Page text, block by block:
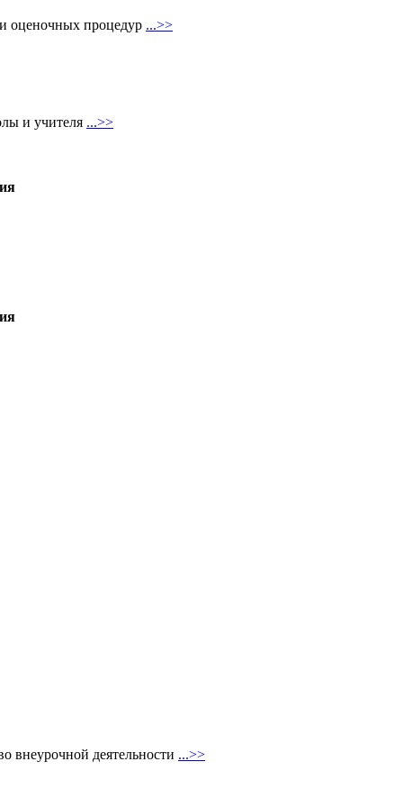
оценочных процедур ...>>
и учителя ...>>
внеурочной деятельности ...>>